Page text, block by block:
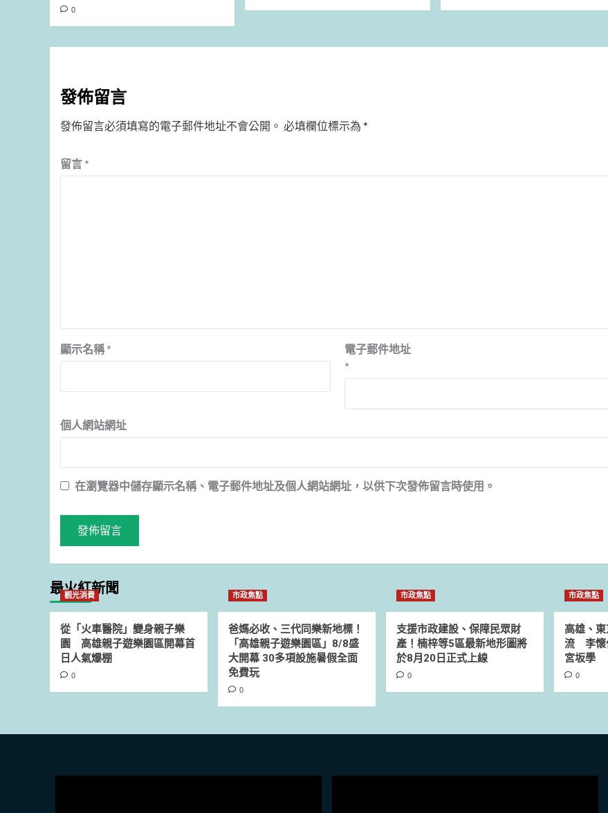
0
發佈留言
發佈留言必須填寫的電子郵件地址不會公開。 必填欄位標示為 *
留言 *
顯示名稱 *
電子郵件地址
*
個人網站網址
在瀏覽器中儲存顯示名稱、電子郵件地址及個人網站網址，以供下次發佈留言時使用。
最火紅新聞
觀光消費
從「火車醫院」變身親子樂
園 高雄親子遊樂園區開幕首
日人氣爆棚
0
市政焦點
爸媽必收、三代同樂新地標！
「高雄親子遊樂園區」8/8盛
大開幕 30多項設施暑假全面
免費玩
0
市政焦點
支援市政建設、保障民眾財
產！楠梓等5區最新地形圖將
於8月20日正式上線
0
市政焦點
高雄、
流 李懷
宮坂學
0